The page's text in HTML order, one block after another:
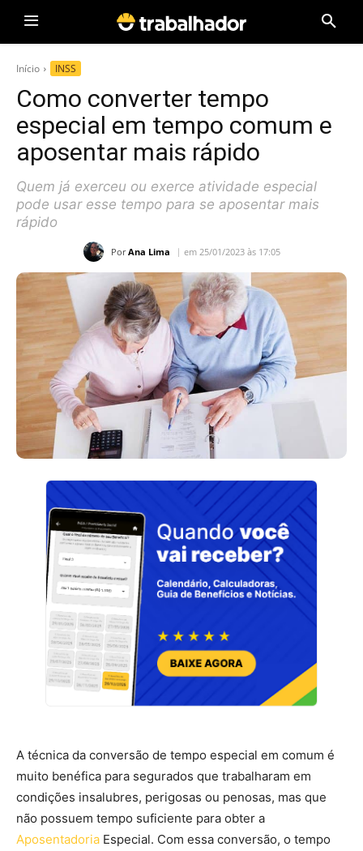
Início INSS
Como converter tempo
especial em tempo comum e
aposentar mais rápido
Quem já exerceu ou exerce atividade especial
pode usar esse tempo para se aposentar mais
rápido
Por Ana Lima em 25/01/2023 às 17:05
A técnica da conversão de tempo especial em comum é
muito benéfica para segurados que trabalharam em
condições insalubres, perigosas ou penosas, mas que
não possuem tempo suficiente para obter a
Aposentadoria Especial. Com essa conversão, o tempo